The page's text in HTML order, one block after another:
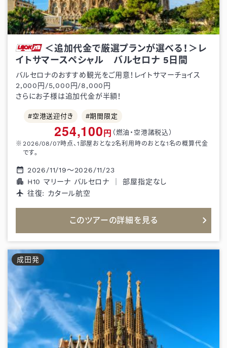
＜追加代金で厳選プランが選べる！＞レ
イトサマースペシャル バルセロナ 5 日間
バルセロナのおすすめ観光をご用意！レイトサマーチョイス
2,000円/5,000円/8,000円
さらにお子様は追加代金が半額！
空港送迎付き 期間限定
254,100 円 （燃油・空港諸税込）
2026/08/07時点、1部屋おとな2名利用時のおとな1名の概算代金
です。
2026/11/19～2026/11/23
H10 マリーナ バルセロナ ｜部屋指定なし
往復: カタール航空
このツアーの詳細を見る
成田発